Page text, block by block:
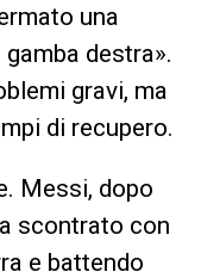
una
destra».
gravi, ma
di recupero.
Messi, dopo
scontrato con
e battendo